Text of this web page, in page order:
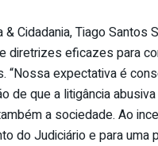
Cidadania, Tiago Santos
eficazes para
“Nossa expectativa é
de que a litigância
a sociedade. Ao
do Judiciário e para uma